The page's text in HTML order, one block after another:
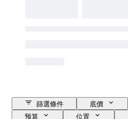
篩選條件 底價
预算
位置